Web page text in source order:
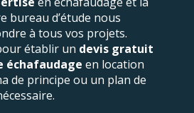
bureau d’étude nous
à tous vos projets.
établir un devis gratuit
échafaudage en location
de principe ou un plan de